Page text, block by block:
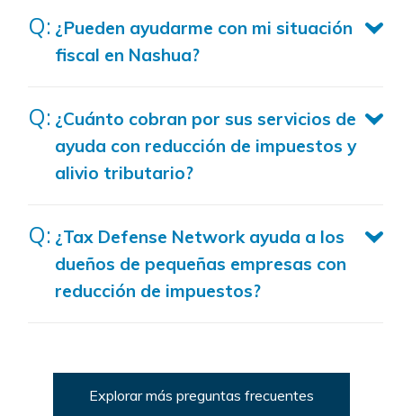
¿Pueden ayudarme con mi situación
fiscal en Nashua?
¿Cuánto cobran por sus servicios de
ayuda con reducción de impuestos y
alivio tributario?
¿Tax Defense Network ayuda a los
dueños de pequeñas empresas con
reducción de impuestos?
Explorar más preguntas frecuentes